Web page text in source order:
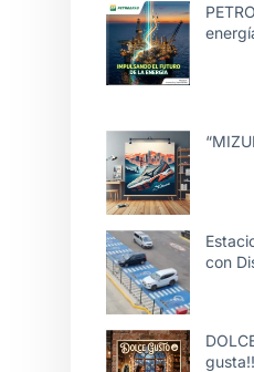
con
gusta!!